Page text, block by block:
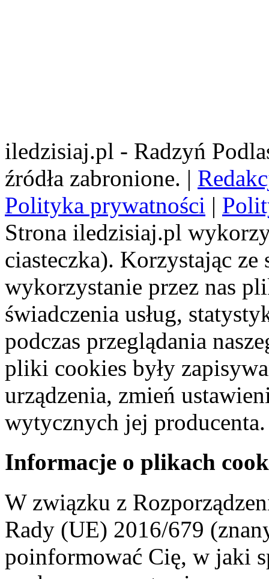
iledzisiaj.pl - Radzyń
źródła zabronione. |
Polityka prywatności |
Strona iledzisiaj.pl
ciasteczka). Korzystając
wykorzystanie przez nas
świadczenia usług,
podczas przeglądania
pliki cookies były
urządzenia, zmień
wytycznych jej producenta.
Informacje o plikach
W związku z
Rady (UE) 2016/679
poinformować Cię, w jaki